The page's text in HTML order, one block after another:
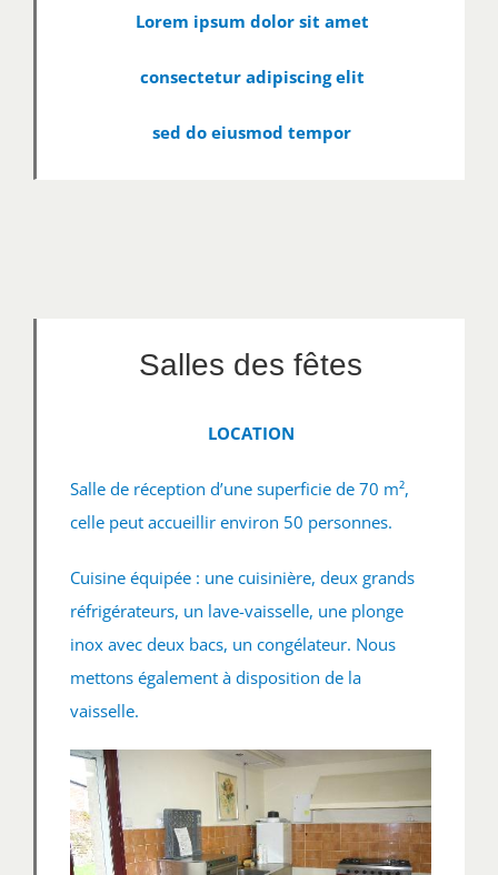
Lorem ipsum dolor sit amet
consectetur adipiscing elit
sed do eiusmod tempor
Salles des fêtes
LOCATION
Salle de réception d’une superficie de 70 m²,
celle peut accueillir environ 50 personnes.
Cuisine équipée : une cuisinière, deux grands
réfrigérateurs, un lave-vaisselle, une plonge
inox avec deux bacs, un congélateur. Nous
mettons également à disposition de la
vaisselle.